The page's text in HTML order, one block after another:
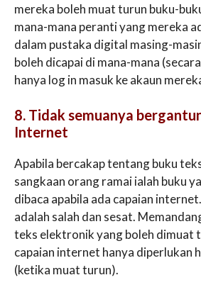
mereka boleh muat turun buku-
mana-mana peranti yang mereka
dalam pustaka digital masing-
boleh dicapai di mana-mana
hanya log in masuk ke akaun
8. Tidak semuanya
Internet
Apabila bercakap tentang buku
sangkaan orang ramai ialah buku
dibaca apabila ada capaian
adalah salah dan sesat.
teks elektronik yang boleh dimuat
capaian internet hanya diperlukan
(ketika muat turun).